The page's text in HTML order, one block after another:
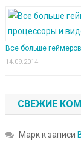
Все больше
14.09.2014
СВЕЖИЕ
Маркк записи